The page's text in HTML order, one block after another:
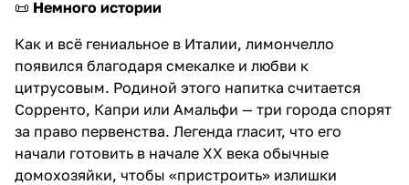
📜 Немного истории
Как и всё гениальное в Италии, лимончелло
появился благодаря смекалке и любви к
цитрусовым. Родиной этого напитка считается
Сорренто, Капри или Амальфи — три города спорят
за право первенства. Легенда гласит, что его
начали готовить в начале XX века обычные
домохозяйки, чтобы «пристроить» излишки